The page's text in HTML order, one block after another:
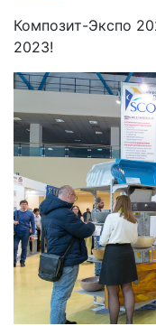
Композит-Экспо
2023!